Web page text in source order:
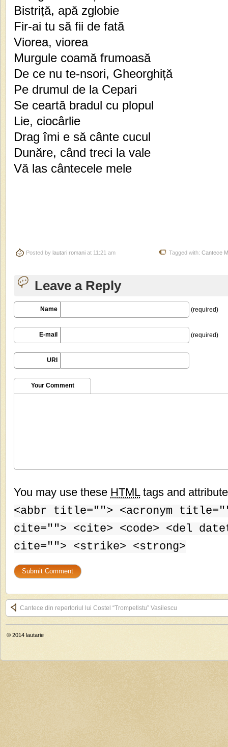
Bistriță, apă zglobie
Fir-ai tu să fii de fată
Viorea, viorea
Murgule coamă frumoasă
De ce nu te-nsori, Gheorghiță
Pe drumul de la Cepari
Se ceartă bradul cu plopul
Lie, ciocârlie
Drag îmi e să cânte cucul
Dunăre, când treci la vale
Vă las cântecele mele
Posted by lautari romani at 11:21 am Tagged with: Cantece
Leave a Reply
Name (required)
E-mail (required)
URI
Your Comment
You may use these HTMLtags and
<abbr title=""> <acronym
cite=""> <cite> <code> <del
cite=""> <strike> <strong>
Cantece din repertoriul lui Costel “Trompetistu” Vasilescu
© 2014 lautarie